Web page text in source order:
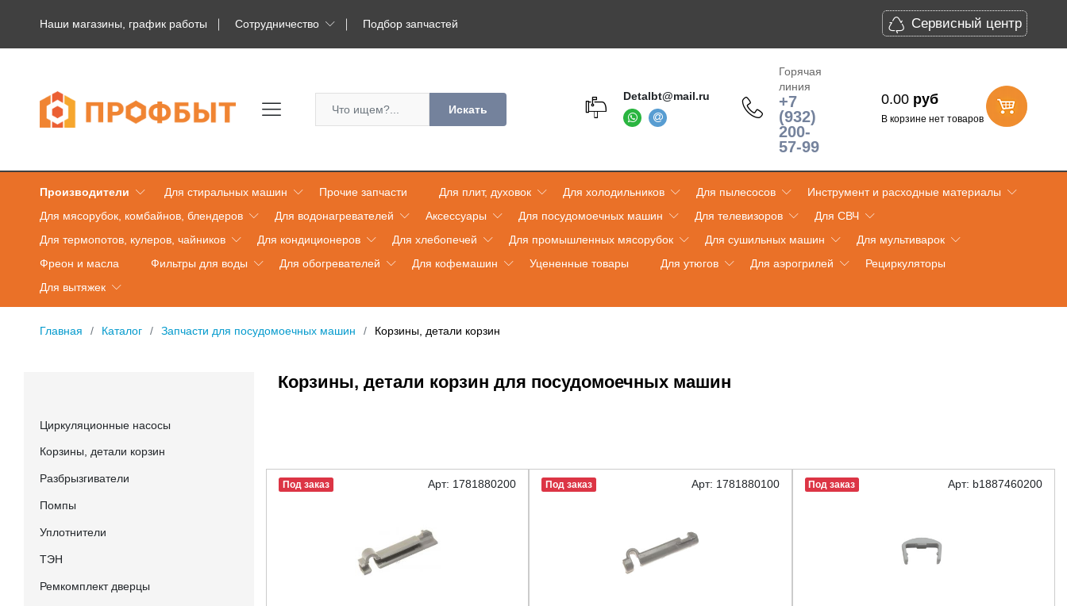
Наши магазины, график работы Сотрудничество Подбор запчастей Сервисный центр
Искать
Detalbt@mail.ru
Горячая
линия
+7
(932)
200-
57-99
0.00 руб
В корзине нет товаров
Производители Для стиральных машин Прочие запчасти Для плит, духовок Для холодильников Для пылесосов
Инструмент и расходные материалы
Для мясорубок, комбайнов, блендеров
Для водонагревателей Аксессуары Для посудомоечных машин Для телевизоров
Для СВЧ
Для термопотов, кулеров, чайников
Для кондиционеров Для хлебопечей Для промышленных мясорубок Для сушильных машин
Для мультиварок
Фреон и масла
Фильтры для воды Для обогревателей Для кофемашин Уцененные товары Для утюгов Для аэрогрилей
Рециркуляторы
Для вытяжек
Главная Каталог Запчасти для посудомоечных машин Корзины, детали корзин
Циркуляционные насосы
Корзины, детали корзин
Разбрызгиватели
Помпы
Уплотнители
ТЭН
Ремкомплект дверцы
Корзины, детали корзин для посудомоечных машин
Под заказ Арт: 1781880200 Под заказ Арт: 1781880100 Под заказ Арт: b1887460200